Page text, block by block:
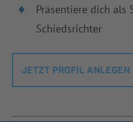
Präsentiere dich als
Schiedsrichter
JETZT PROFIL ANLEGEN